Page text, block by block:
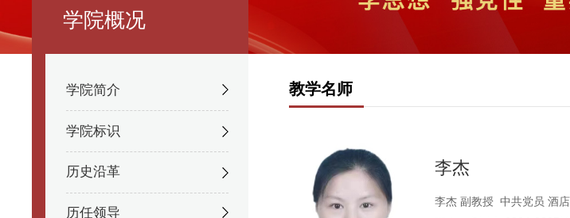
学院概况
学院简介
学院标识
历史沿革
历任领导
教学名师
李杰
李杰 副教授 中共党员 酒